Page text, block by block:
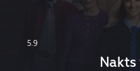
5.9
Nakts